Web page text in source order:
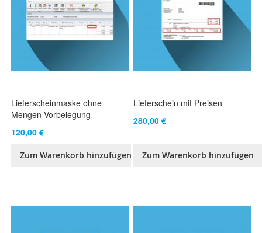
Lieferscheinmaske ohne
Mengen Vorbelegung
120,00 €
Zum Warenkorb hinzufügen
Lieferschein mit Preisen
280,00 €
Zum Warenkorb hinzufügen